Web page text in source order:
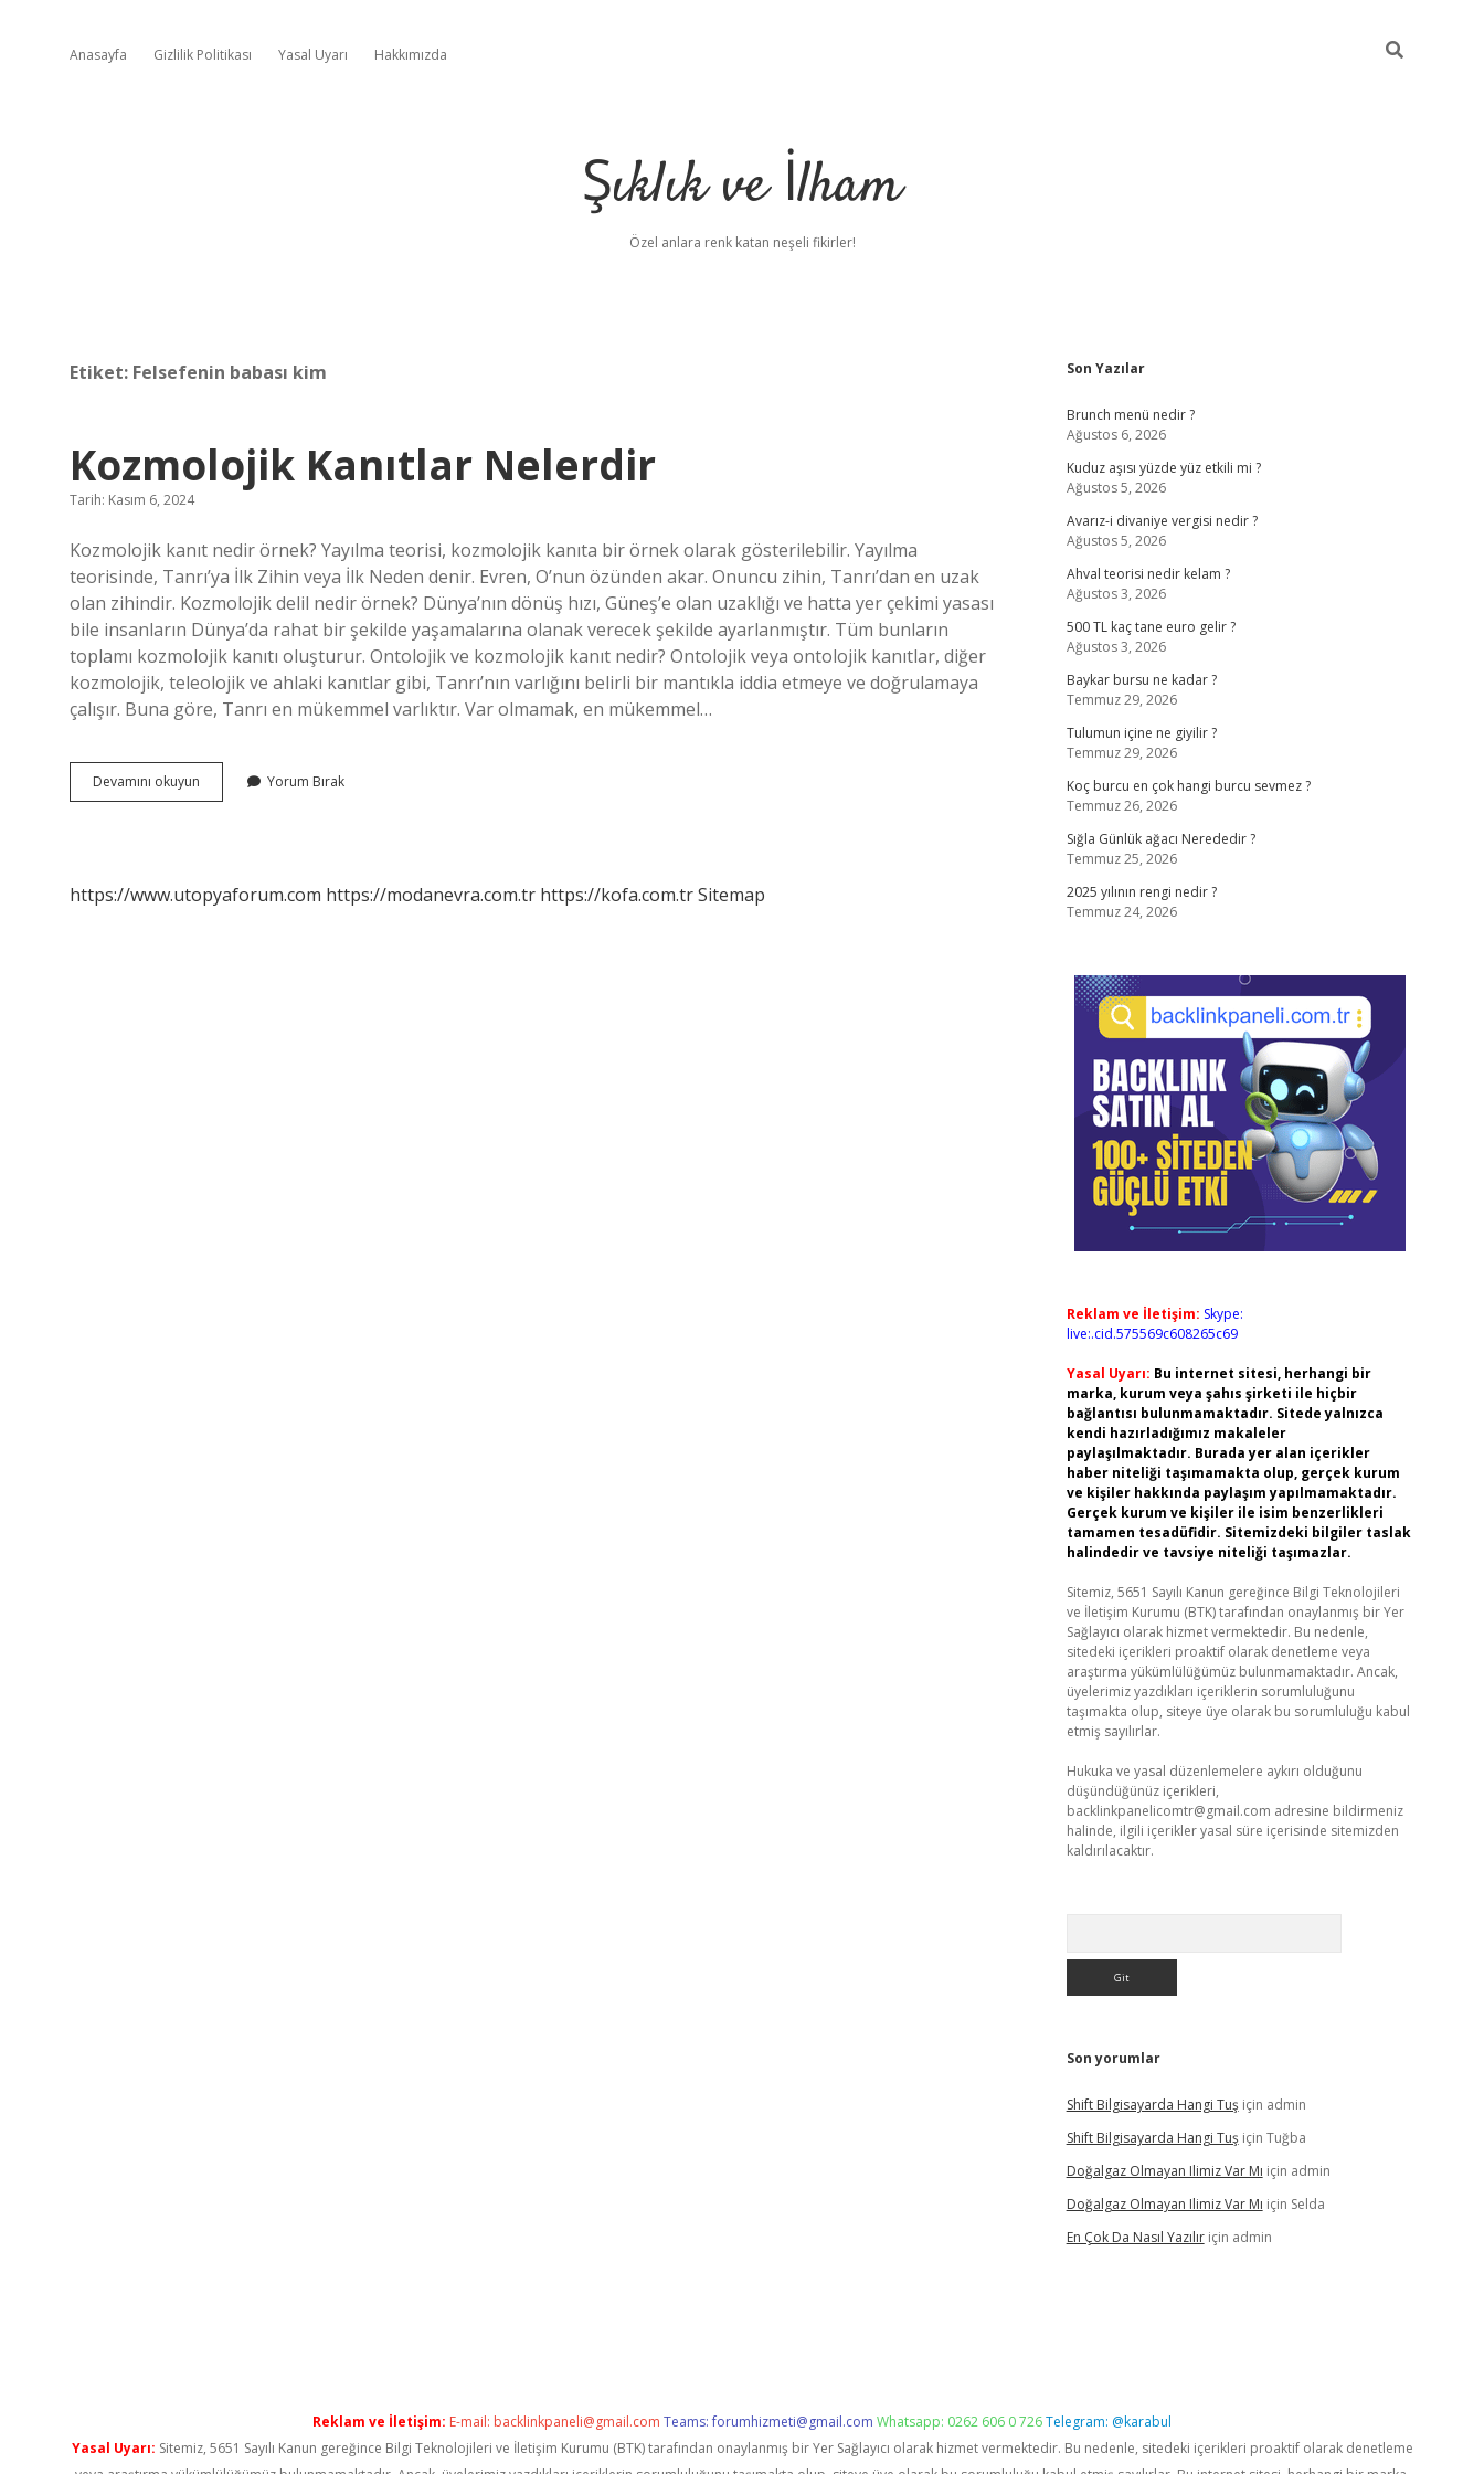
Anasayfa Gizlilik Politikası Yasal Uyarı Hakkımızda
Şıklık ve İlham
Özel anlara renk katan neşeli fikirler!
Etiket: Felsefenin babası kim
Kozmolojik Kanıtlar Nelerdir
Tarih: Kasım 6, 2024
Kozmolojik kanıt nedir örnek? Yayılma teorisi, kozmolojik kanıta bir örnek olarak gösterilebilir. Yayılma
teorisinde, Tanrı’ya İlk Zihin veya İlk Neden denir. Evren, O’nun özünden akar. Onuncu zihin, Tanrı’dan en uzak
olan zihindir. Kozmolojik delil nedir örnek? Dünya’nın dönüş hızı, Güneş’e olan uzaklığı ve hatta yer çekimi yasası
bile insanların Dünya’da rahat bir şekilde yaşamalarına olanak verecek şekilde ayarlanmıştır. Tüm bunların
toplamı kozmolojik kanıtı oluşturur. Ontolojik ve kozmolojik kanıt nedir? Ontolojik veya ontolojik kanıtlar, diğer
kozmolojik, teleolojik ve ahlaki kanıtlar gibi, Tanrı’nın varlığını belirli bir mantıkla iddia etmeye ve doğrulamaya
çalışır. Buna göre, Tanrı en mükemmel varlıktır. Var olmamak, en mükemmel…
Devamını okuyun Kozmolojik
Kanıtlar
Yorum Bırak
https://www.utopyaforum.com https://modanevra.com.tr https://kofa.com.trSitemap
Sidebar
Son Yazılar
Brunch menü nedir ?
Ağustos 6, 2026
Kuduz aşısı yüzde yüz etkili mi ?
Ağustos 5, 2026
Avarız-i divaniye vergisi nedir ?
Ağustos 5, 2026
Ahval teorisi nedir kelam ?
Ağustos 3, 2026
500 TL kaç tane euro gelir ?
Ağustos 3, 2026
Baykar bursu ne kadar ?
Temmuz 29, 2026
Tulumun içine ne giyilir ?
Temmuz 29, 2026
Koç burcu en çok hangi burcu sevmez ?
Temmuz 26, 2026
Sığla Günlük ağacı Nerededir ?
Temmuz 25, 2026
2025 yılının rengi nedir ?
Temmuz 24, 2026
Reklam ve İletişim: Skype:
live:.cid.575569c608265c69
Yasal Uyarı: Bu internet sitesi, herhangi bir
marka, kurum veya şahıs şirketi ile hiçbir
bağlantısı bulunmamaktadır. Sitede yalnızca
kendi hazırladığımız makaleler
paylaşılmaktadır. Burada yer alan içerikler
haber niteliği taşımamakta olup, gerçek kurum
ve kişiler hakkında paylaşım yapılmamaktadır.
Gerçek kurum ve kişiler ile isim benzerlikleri
tamamen tesadüfidir. Sitemizdeki bilgiler taslak
halindedir ve tavsiye niteliği taşımazlar.
Sitemiz, 5651 Sayılı Kanun gereğince Bilgi Teknolojileri
ve İletişim Kurumu (BTK) tarafından onaylanmış bir Yer
Sağlayıcı olarak hizmet vermektedir. Bu nedenle,
sitedeki içerikleri proaktif olarak denetleme veya
araştırma yükümlülüğümüz bulunmamaktadır. Ancak,
üyelerimiz yazdıkları içeriklerin sorumluluğunu
taşımakta olup, siteye üye olarak bu sorumluluğu kabul
etmiş sayılırlar.
Hukuka ve yasal düzenlemelere aykırı olduğunu
düşündüğünüz içerikleri,
backlinkpanelicomtr@gmail.com adresine bildirmeniz
halinde, ilgili içerikler yasal süre içerisinde sitemizden
kaldırılacaktır.
Son yorumlar
Shift Bilgisayarda Hangi Tuşiçin admin
Shift Bilgisayarda Hangi Tuşiçin Tuğba
Doğalgaz Olmayan Ilimiz Var Mı için admin
Doğalgaz Olmayan Ilimiz Var Mı için Selda
En Çok Da Nasıl Yazılıriçin admin
Reklam ve İletişim: E-mail: backlinkpaneli@gmail.com Teams:forumhizmeti@gmail.com Whatsapp: 0262 606 0 726Telegram: @karabul
Yasal Uyarı: Sitemiz, 5651 Sayılı Kanun gereğince Bilgi Teknolojileri ve İletişim Kurumu (BTK) tarafından onaylanmış bir Yer Sağlayıcı olarak hizmet vermektedir. Bu nedenle, sitedeki içerikleri proaktif olarak denetleme